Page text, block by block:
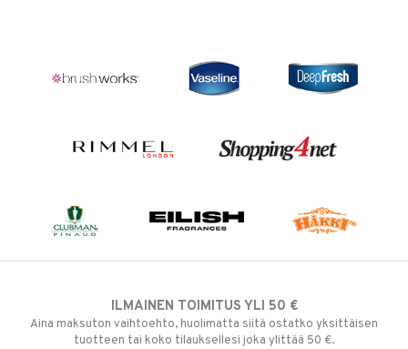
ILMAINEN TOIMITUS YLI 50 €
Aina maksuton vaihtoehto, huolimatta siitä ostatko yksittäisen
tuotteen tai koko tilauksellesi joka ylittää 50 €.